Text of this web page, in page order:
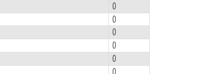
0
0
0
0
0